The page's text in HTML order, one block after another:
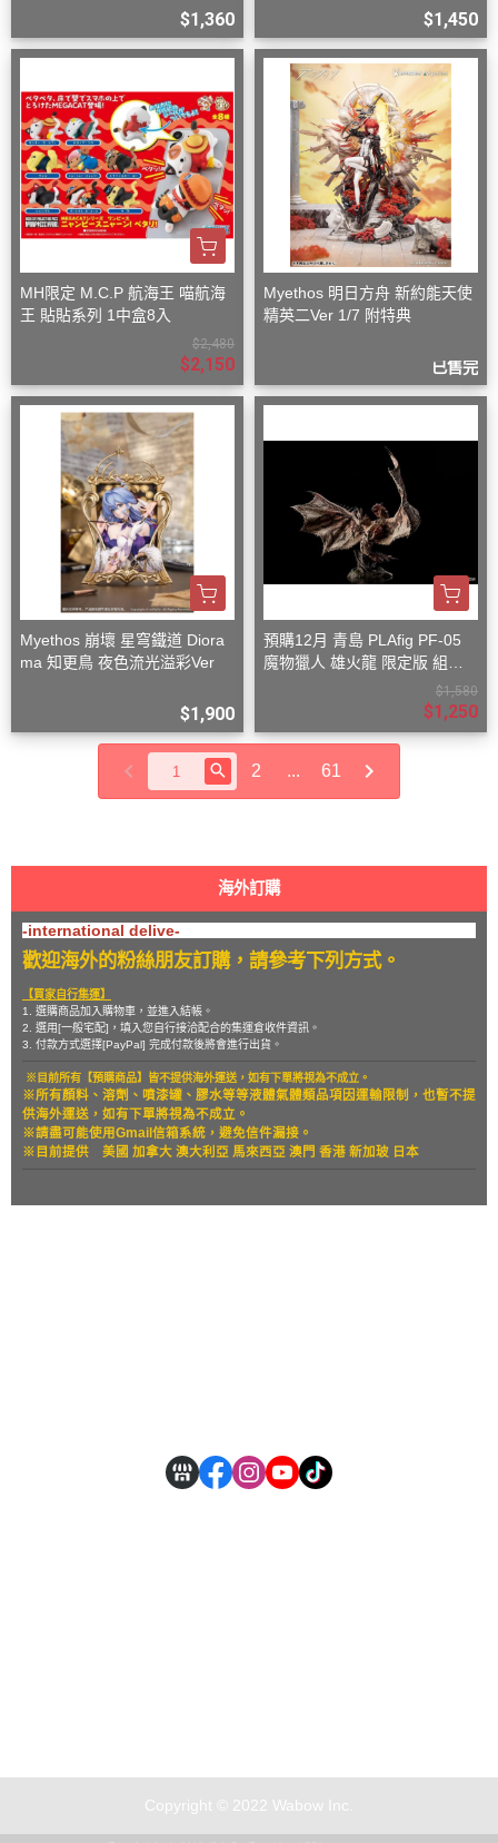
$1,360 $1,450
MH限定 M.C.P 航海王 喵航海
王 貼貼系列 1中盒8入
$2,480
$2,150
Myethos 明日方舟 新約能天使
精英二Ver 1/7 附特典
已售完
Myethos 崩壞 星穹鐵道 Diora
ma 知更鳥 夜色流光溢彩Ver
$1,900
預購12月 青島 PLAfig PF-05
魔物獵人 雄火龍 限定版 組裝
$1,580
$1,250
2 ... 61
海外訂購
-international delive-
歡迎海外的粉絲朋友訂購，請參考下列方式。
【買家自行集運】
1. 選購商品加入購物車，並進入結帳。
2. 選用[一般宅配]，填入您自行接洽配合的集運倉收件資訊。
3. 付款方式選擇[PayPal] 完成付款後將會進行出貨。
※目前所有【預購商品】皆不提供海外運送，如有下單將視為不成立。
※所有顏料、溶劑、噴漆罐、膠水等等液體氣體類品項因運輸限制，也暫不提
供海外運送，如有下單將視為不成立。
※請盡可能使用Gmail信箱系統，避免信件漏接。
※目前提供 美國 加拿大 澳大利亞 馬來西亞 澳門 香港 新加玻 日本
Copyright © 2022 Wabow Inc.